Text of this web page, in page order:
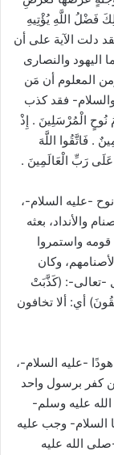
فَضْلُ اللَّهِ يُؤْتِيهِ
ذُو الْفَضْلِ الْعَظِيمِ) (الحديد:21)، فقد دلت الآية على أن
اليهود والنصارى
المعلوم أن مَن
فقد كذب
نُوحٍ الْمُرْسَلِينَ . إِذْ
. فَاتَّقُوا اللَّهَ
رَبِّ الْعَالَمِينَ .
-عليه السلام-،
والأنداد، بعثه
قومه واستمروا
وكان
-تعالى-: (كَذَّبَتْ
أي: ألا تخافون
إلا هودًا -عليه السلام-،
كفر برسول واحد
عليه وسلم-
وجب عليه
الله عليه